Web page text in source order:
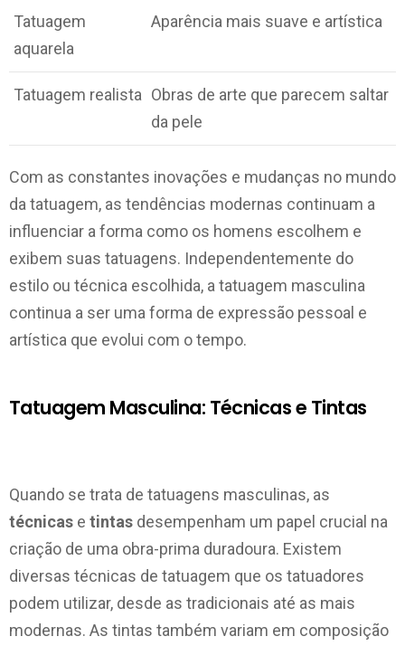
Tatuagem
aquarela
Aparência mais suave e artística
Tatuagem realista Obras de arte que parecem saltar
da pele
Com as constantes inovações e mudanças no mundo
da tatuagem, as tendências modernas continuam a
influenciar a forma como os homens escolhem e
exibem suas tatuagens. Independentemente do
estilo ou técnica escolhida, a tatuagem masculina
continua a ser uma forma de expressão pessoal e
artística que evolui com o tempo.
Tatuagem Masculina: Técnicas e Tintas
Quando se trata de tatuagens masculinas, as
técnicas e tintas desempenham um papel crucial na
criação de uma obra-prima duradoura. Existem
diversas técnicas de tatuagem que os tatuadores
podem utilizar, desde as tradicionais até as mais
modernas. As tintas também variam em composição